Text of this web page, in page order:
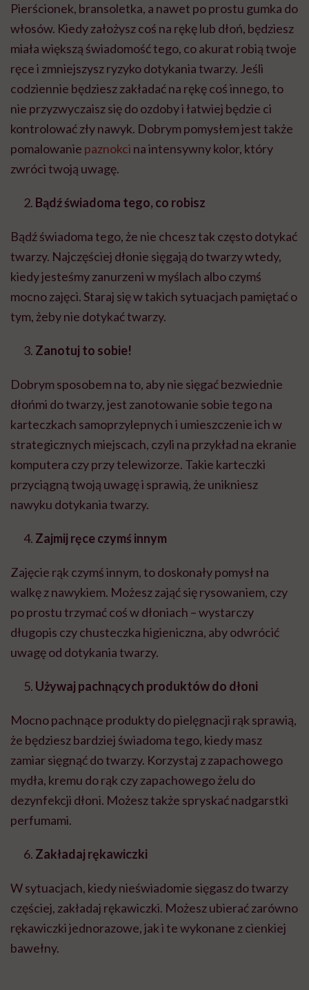
Pierścionek, bransoletka, a nawet po prostu gumka do
włosów. Kiedy założysz coś na rękę lub dłoń, będziesz
miała większą świadomość tego, co akurat robią twoje
ręce i zmniejszysz ryzyko dotykania twarzy. Jeśli
codziennie będziesz zakładać na rękę coś innego, to
nie przyzwyczaisz się do ozdoby i łatwiej będzie ci
kontrolować zły nawyk. Dobrym pomysłem jest także
pomalowanie paznokci na intensywny kolor, który
zwróci twoją uwagę.
Bądź świadoma tego, co robisz
Bądź świadoma tego, że nie chcesz tak często dotykać
twarzy. Najczęściej dłonie sięgają do twarzy wtedy,
kiedy jesteśmy zanurzeni w myślach albo czymś
mocno zajęci. Staraj się w takich sytuacjach pamiętać o
tym, żeby nie dotykać twarzy.
Zanotuj to sobie!
Dobrym sposobem na to, aby nie sięgać bezwiednie
dłońmi do twarzy, jest zanotowanie sobie tego na
karteczkach samoprzylepnych i umieszczenie ich w
strategicznych miejscach, czyli na przykład na ekranie
komputera czy przy telewizorze. Takie karteczki
przyciągną twoją uwagę i sprawią, że unikniesz
nawyku dotykania twarzy.
Zajmij ręce czymś innym
Zajęcie rąk czymś innym, to doskonały pomysł na
walkę z nawykiem. Możesz zająć się rysowaniem, czy
po prostu trzymać coś w dłoniach – wystarczy
długopis czy chusteczka higieniczna, aby odwrócić
uwagę od dotykania twarzy.
Używaj pachnących produktów do dłoni
Mocno pachnące produkty do pielęgnacji rąk sprawią,
że będziesz bardziej świadoma tego, kiedy masz
zamiar sięgnąć do twarzy. Korzystaj z zapachowego
mydła, kremu do rąk czy zapachowego żelu do
dezynfekcji dłoni. Możesz także spryskać nadgarstki
perfumami.
Zakładaj rękawiczki
W sytuacjach, kiedy nieświadomie sięgasz do twarzy
częściej, zakładaj rękawiczki. Możesz ubierać zarówno
rękawiczki jednorazowe, jak i te wykonane z cienkiej
bawełny.